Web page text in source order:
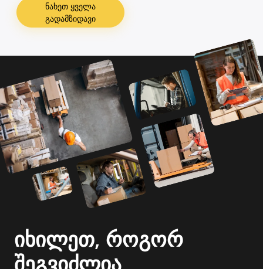
ნახეთ ყველა
გადამზიდავი
იხილეთ, როგორ